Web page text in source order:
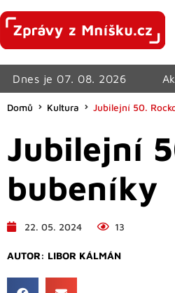
Dnes je 07. 08. 2026
Domů Kultura Jubilejní 50.
Jubilejní
bubeníky
22. 05. 2024 13
AUTOR: LIBOR KÁLMÁN